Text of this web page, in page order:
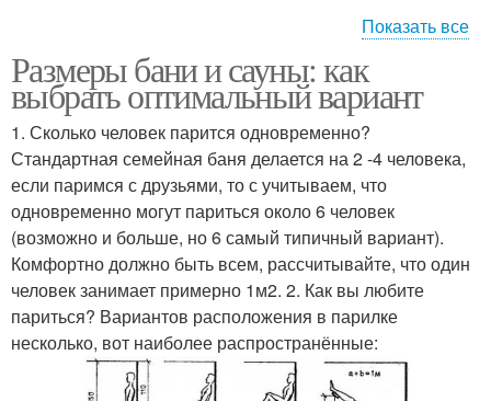
Сауны в зависимости
Показать все
Размеры бани и сауны: как
выбрать оптимальный вариант
1. Сколько человек парится одновременно?
Стандартная семейная баня делается на 2 -4 человека,
если паримся с друзьями, то с учитываем, что
одновременно могут париться около 6 человек
(возможно и больше, но 6 самый типичный вариант).
Комфортно должно быть всем, рассчитывайте, что один
человек занимает примерно 1м2. 2. Как вы любите
париться? Вариантов расположения в парилке
несколько, вот наиболее распространённые: